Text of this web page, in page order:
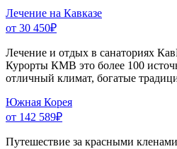
Лечение на Кавказе
от 30 450₽
Лечение и отдых в санаториях
Курорты КМВ это более 100
отличный климат, богатые
Южная Корея
от 142 589₽
Путешествие за красными